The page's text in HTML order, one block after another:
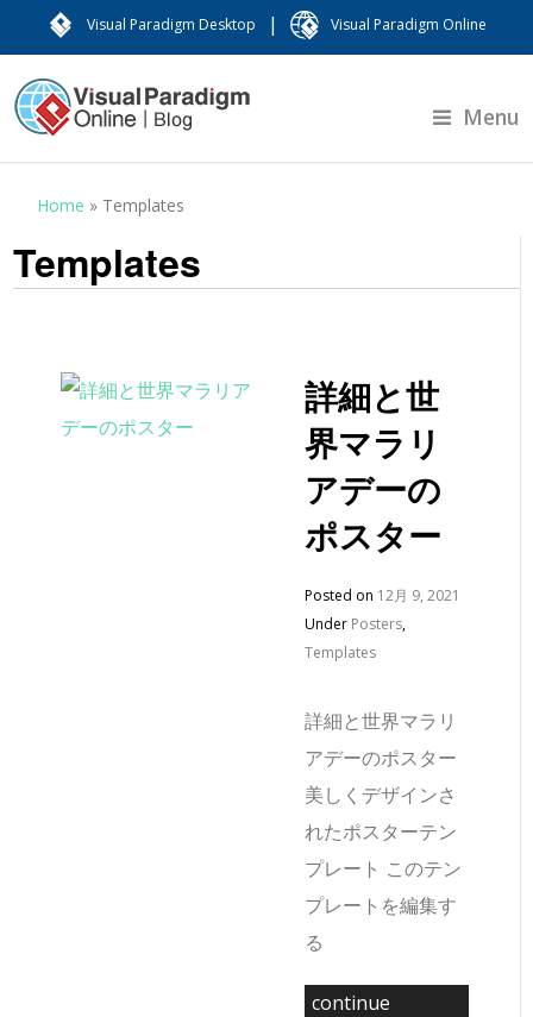
Visual Paradigm Desktop | Visual Paradigm Online
Menu
Home » Templates
Templates
詳細と世
界マラリ
アデーの
ポスター
Posted on 12月 9, 2021
Under Posters,
Templates
詳細と世界マラリ
アデーのポスター
美しくデザインさ
れたポスターテン
プレート このテン
プレートを編集す
る
continue